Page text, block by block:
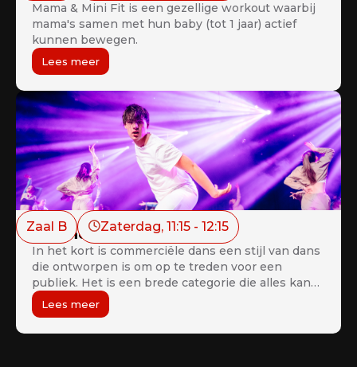
Mama & Mini Fit is een gezellige workout waarbij
mama's samen met hun baby (tot 1 jaar) actief
kunnen bewegen.
Lees meer
Zaal B Zaterdag, 11:15 - 12:15
Commercial Teens 16+
In het kort is commerciële dans een stijl van dans
die ontworpen is om op te treden voor een
publiek. Het is een brede categorie die alles kan
omvatten, van hip-hop en jazz tot tapdans en
ballet. Commerciële dansers moeten in staat zijn
om met energie en precisie op te treden, terwijl
Lees meer